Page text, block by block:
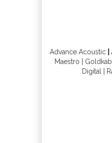
Advance Acoustic
Maestro
Digital